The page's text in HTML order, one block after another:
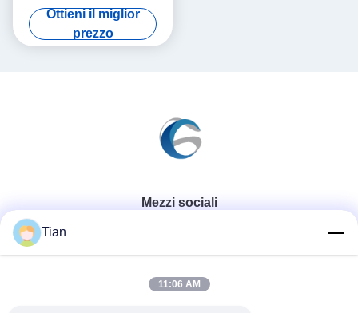
decalcomania del tessuto
della macchina
Ottieni il miglior
prezzo
Mezzi sociali
Tian
11:06 AM